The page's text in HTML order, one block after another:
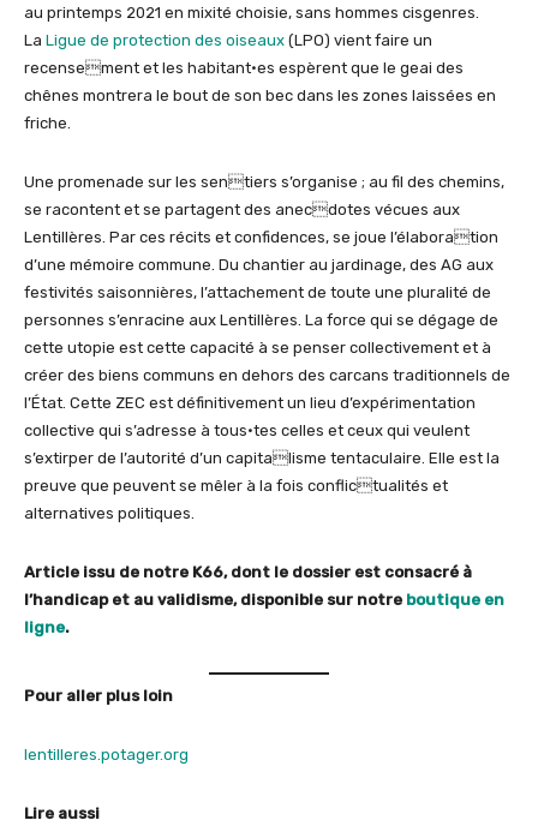
au printemps 2021 en mixité choisie, sans hommes cisgenres.
La Ligue de protection des oiseaux (LPO) vient faire un
recensement et les habitant·es espèrent que le geai des
chênes montrera le bout de son bec dans les zones laissées en
friche.
Une promenade sur les sentiers s’organise ; au fil des chemins,
se racontent et se partagent des anecdotes vécues aux
Lentillères. Par ces récits et confidences, se joue l’élaboration
d’une mémoire commune. Du chantier au jardinage, des AG aux
festivités saisonnières, l’attachement de toute une pluralité de
personnes s’enracine aux Lentillères. La force qui se dégage de
cette utopie est cette capacité à se penser collectivement et à
créer des biens communs en dehors des carcans traditionnels de
l’État. Cette ZEC est définitivement un lieu d’expérimentation
collective qui s’adresse à tous·tes celles et ceux qui veulent
s’extirper de l’autorité d’un capitalisme tentaculaire. Elle est la
preuve que peuvent se mêler à la fois conflictualités et
alternatives politiques.
Article issu de notre K66, dont le dossier est consacré à
l’handicap et au validisme, disponible sur notre boutique en
ligne.
Pour aller plus loin
lentilleres.potager.org
Lire aussi